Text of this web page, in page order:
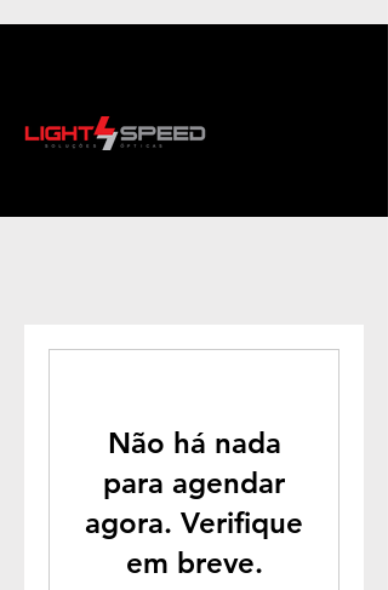
Não há nada
para agendar
agora. Verifique
em breve.